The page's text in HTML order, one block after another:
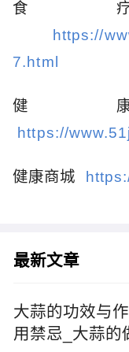
食
https://
7.html
健
https://
健康商城
最新文章
大蒜的功效与
用禁忌_大蒜的